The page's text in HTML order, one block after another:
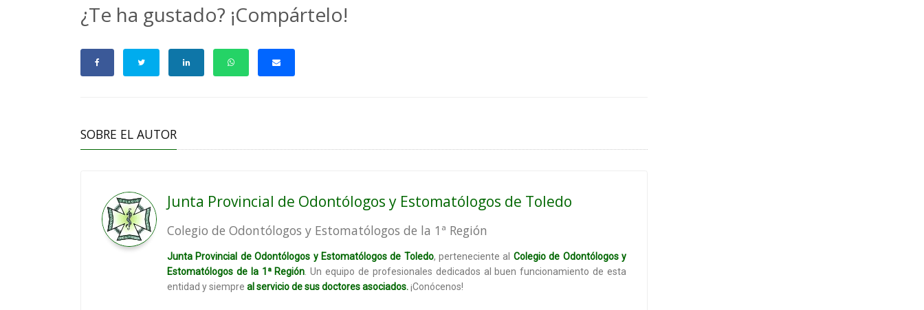
¿Te ha gustado? ¡Compártelo!
SOBRE EL AUTOR
Junta Provincial de Odontólogos y Estomatólogos de Toledo
Colegio de Odontólogos y Estomatólogos de la 1ª Región
Junta Provincial de Odontólogos y Estomatólogos de Toledo, perteneciente al Colegio de Odontólogos y
Estomatólogos de la 1ª Región . Un equipo de profesionales dedicados al buen funcionamiento de esta
entidad y siempre al servicio de sus doctores asociados.¡Conócenos!